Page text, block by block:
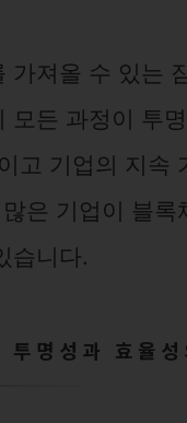
가져올 수 있는
든 과정이 투
고 기업의 지속
은 기업이 블록
습니다.
명성과 효율성